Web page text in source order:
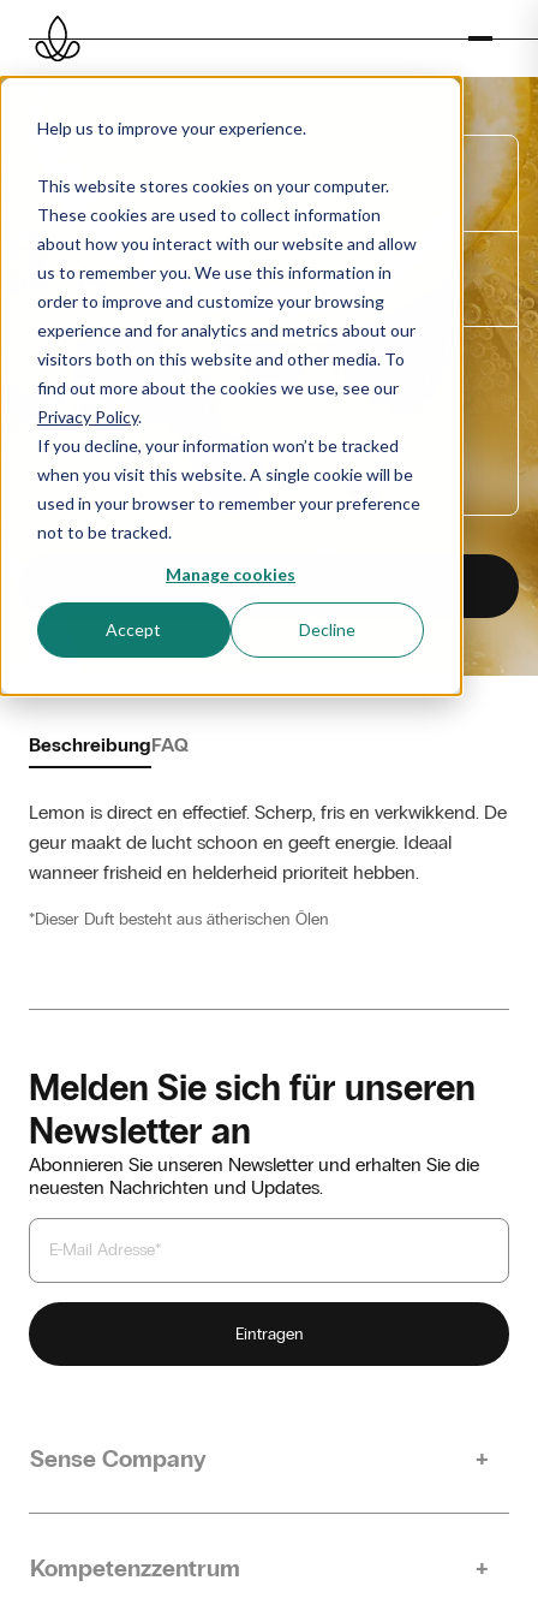
Help us to improve your experience.
This website stores cookies on your computer.
These cookies are used to collect information
about how you interact with our website and allow
us to remember you. We use this information in
order to improve and customize your browsing
experience and for analytics and metrics about our
visitors both on this website and other media. To
find out more about the cookies we use, see our
Privacy Policy.
If you decline, your information won’t be tracked
when you visit this website. A single cookie will be
used in your browser to remember your preference
not to be tracked.
Manage cookies
Accept Decline
Lemon
Fris, Rein, Puur
ORGANISATIONSTYP
Healthcare, Travel & Mobility
Refreshing
DUFTÖL
Ätherisch
Zur Duftprobenbox hinzufügen
BeschreibungFAQ
Lemon is direct en effectief. Scherp, fris en verkwikkend. De
geur maakt de lucht schoon en geeft energie. Ideaal
wanneer frisheid en helderheid prioriteit hebben.
*Dieser Duft besteht aus ätherischen Ölen
Melden Sie sich für unseren
Newsletter an
Abonnieren Sie unseren Newsletter und erhalten Sie die
neuesten Nachrichten und Updates.
Sense Company
Unsere Geschichte
Kontakt
Kompetenzzentrum